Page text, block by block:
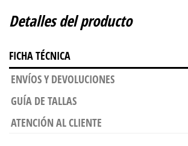
Detalles del producto
FICHA TÉCNICA
ENVÍOS Y DEVOLUCIONES
GUÍA DE TALLAS
ATENCIÓN AL CLIENTE